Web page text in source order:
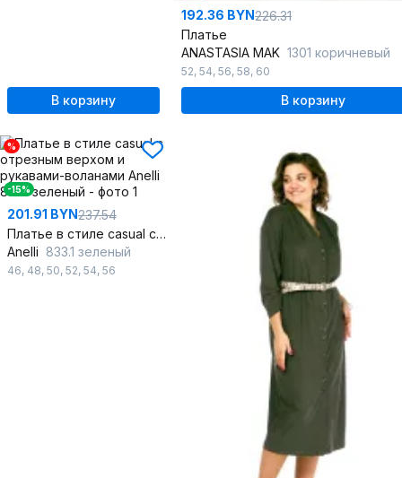
В корзину
192.36 BYN226.31
Платье
ANASTASIA MAK 1301 коричневый
52, 54, 56, 58, 60
В корзину
%
-15%
201.91 BYN237.54
Платье в стиле casual с отрезным верхом и рукавами-воланами
Anelli 833.1 зеленый
46, 48, 50, 52, 54, 56